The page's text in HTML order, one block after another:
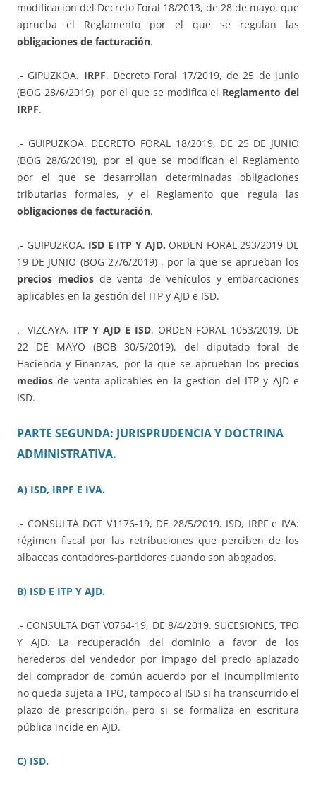
modificación del Decreto Foral 18/2013, de 28 de mayo, que
aprueba el Reglamento por el que se regulan las
obligaciones de facturación.
.- GIPUZKOA. IRPF. Decreto Foral 17/2019, de 25 de junio
(BOG 28/6/2019), por el que se modifica el Reglamento del
IRPF.
.- GUIPUZKOA. DECRETO FORAL 18/2019, DE 25 DE JUNIO
(BOG 28/6/2019), por el que se modifican el Reglamento
por el que se desarrollan determinadas obligaciones
tributarias formales, y el Reglamento que regula las
obligaciones de facturación.
.- GUIPUZKOA. ISD E ITP Y AJD. ORDEN FORAL 293/2019 DE
19 DE JUNIO (BOG 27/6/2019) , por la que se aprueban los
precios medios de venta de vehículos y embarcaciones
aplicables en la gestión del ITP y AJD e ISD.
.- VIZCAYA. ITP Y AJD E ISD. ORDEN FORAL 1053/2019, DE
22 DE MAYO (BOB 30/5/2019), del diputado foral de
Hacienda y Finanzas, por la que se aprueban los precios
medios de venta aplicables en la gestión del ITP y AJD e
ISD.
PARTE SEGUNDA: JURISPRUDENCIA Y DOCTRINA
ADMINISTRATIVA.
A) ISD, IRPF E IVA.
.- CONSULTA DGT V1176-19, DE 28/5/2019. ISD, IRPF e IVA:
régimen fiscal por las retribuciones que perciben de los
albaceas contadores-partidores cuando son abogados.
B) ISD E ITP Y AJD.
.- CONSULTA DGT V0764-19, DE 8/4/2019. SUCESIONES, TPO
Y AJD. La recuperación del dominio a favor de los
herederos del vendedor por impago del precio aplazado
del comprador de común acuerdo por el incumplimiento
no queda sujeta a TPO, tampoco al ISD si ha transcurrido el
plazo de prescripción, pero si se formaliza en escritura
pública incide en AJD.
C) ISD.